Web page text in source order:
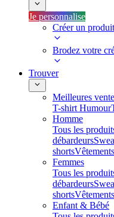
Je personnalise
Créer un produit
Brodez votre
Trouver
Meilleures
T-shirt Humour
Homme
Tous les
débardeurs
shorts
Femmes
Tous les
débardeurs
shorts
Enfant & Bébé